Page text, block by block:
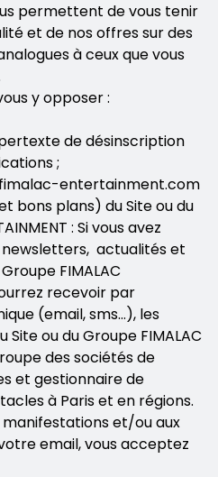
permettent de vous tenir
et de nos offres sur des
à ceux que vous
y opposer :
de désinscription
;
entertainment.com
bons plans) du Site ou du
: Si vous avez
actualités et
FIMALAC
recevoir par
(email, sms…), les
ou du Groupe FIMALAC
des sociétés de
et gestionnaire de
à Paris et en régions.
manifestations et/ou aux
email, vous acceptez